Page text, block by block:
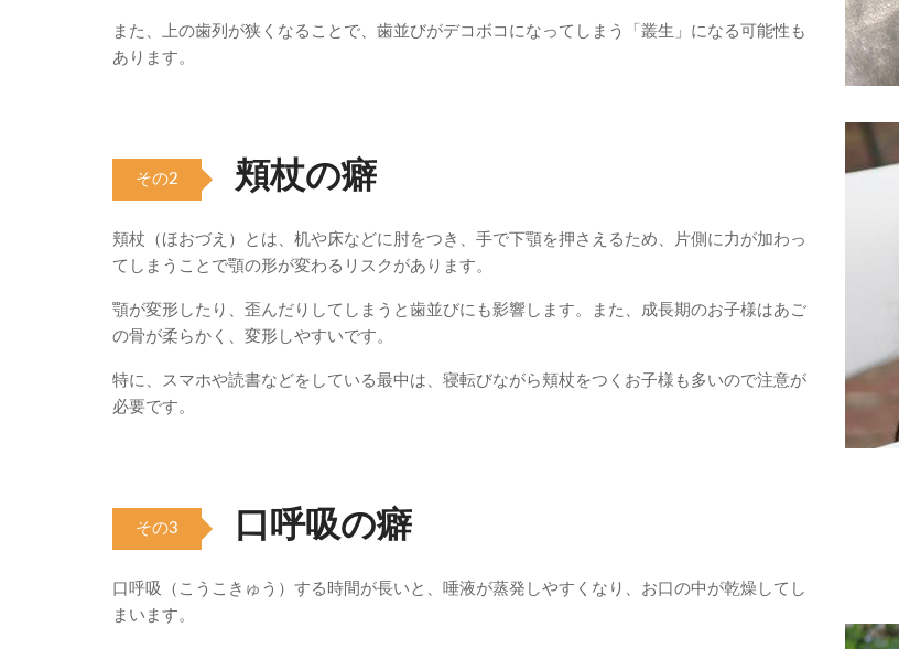
また、上の歯列が狭くなることで、歯並びがデコボコになってしまう「叢生」になる可能性も
あります。
その2 頬杖の癖
頬杖（ほおづえ）とは、机や床などに肘をつき、手で下顎を押さえるため、片側に力が加わっ
てしまうことで顎の形が変わるリスクがあります。
顎が変形したり、歪んだりしてしまうと歯並びにも影響します。また、成長期のお子様はあご
の骨が柔らかく、変形しやすいです。
特に、スマホや読書などをしている最中は、寝転びながら頬杖をつくお子様も多いので注意が
必要です。
その3 口呼吸の癖
口呼吸（こうこきゅう）する時間が長いと、唾液が蒸発しやすくなり、お口の中が乾燥してし
まいます。